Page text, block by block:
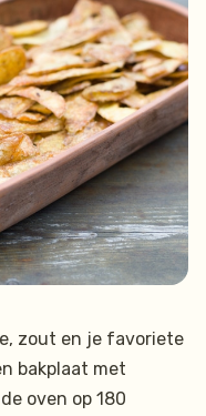
zout en je favoriete
bakplaat met
oven op 180